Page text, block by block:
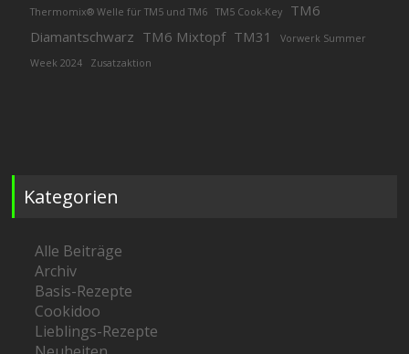
Thermomix® Welle für TM5 und TM6 TM5 Cook-Key
TM6
Diamantschwarz TM6 Mixtopf TM31
Vorwerk Summer
Week 2024
Zusatzaktion
Kategorien
Alle Beiträge
Archiv
Basis-Rezepte
Cookidoo
Lieblings-Rezepte